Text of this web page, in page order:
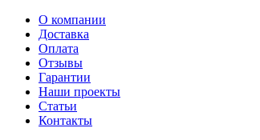
Перейти
содержимому
О компании
Доставка
Оплата
Отзывы
Гарантии
Наши проекты
Статьи
Контакты